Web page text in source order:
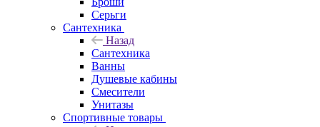
Серьги
Сантехника
Назад
Сантехника
Ванны
Душевые кабины
Смесители
Унитазы
Спортивные товары